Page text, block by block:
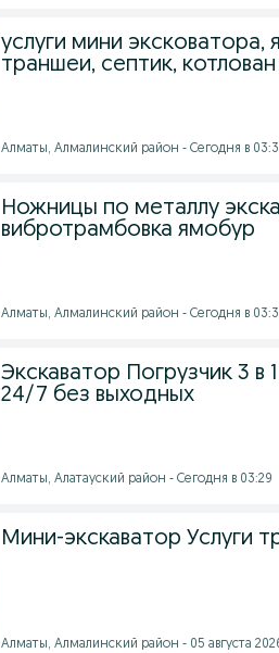
услуги мини
траншеи, септик, котлован
Алматы, Алмалинский район - Сегодня в
Ножницы по металлу
вибротрамбовка ямобур
Алматы, Алмалинский район - Сегодня в
Экскаватор Погрузчик 3
24/7 без выходных
Алматы, Алатауский район - Сегодня в 03:29
Мини-экскаватор Услуги
Алматы, Алмалинский район - 05 августа